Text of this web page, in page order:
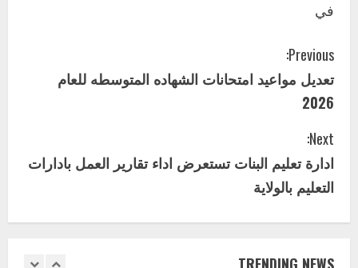
في
C
o
n
t
i
n
u
Previous:
تعديل مواعيد امتحانات الشهاده المتوسطه للعام
2026
Next:
ادارة تعليم البنات تستعرض اداء تقارير العمل بادارات
التعليم بالولاية
4
5 يوليو 29, 2026